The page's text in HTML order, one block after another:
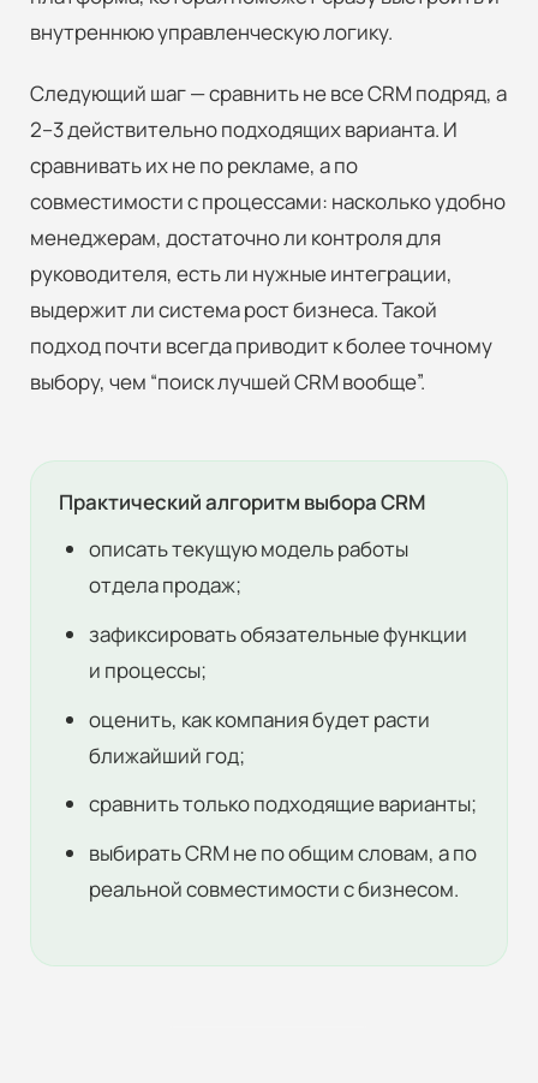
внутреннюю управленческую логику.
Следующий шаг — сравнить не все CRM подряд, а
2–3 действительно подходящих варианта. И
сравнивать их не по рекламе, а по
совместимости с процессами: насколько удобно
менеджерам, достаточно ли контроля для
руководителя, есть ли нужные интеграции,
выдержит ли система рост бизнеса. Такой
подход почти всегда приводит к более точному
выбору, чем “поиск лучшей CRM вообще”.
Практический алгоритм выбора CRM
описать текущую модель работы
отдела продаж;
зафиксировать обязательные функции
и процессы;
оценить, как компания будет расти
ближайший год;
сравнить только подходящие варианты;
выбирать CRM не по общим словам, а по
реальной совместимости с бизнесом.